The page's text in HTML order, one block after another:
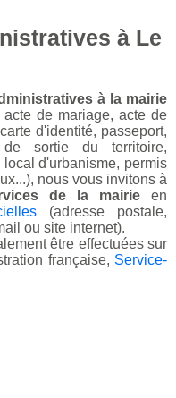
à Le
à la mairie
acte de mariage, acte de
d'identité, passeport,
de sortie du territoire,
d'urbanisme, permis
nous vous invitons à
de la mairie en
(adresse postale,
ou site internet).
être effectuées sur
française, Service-